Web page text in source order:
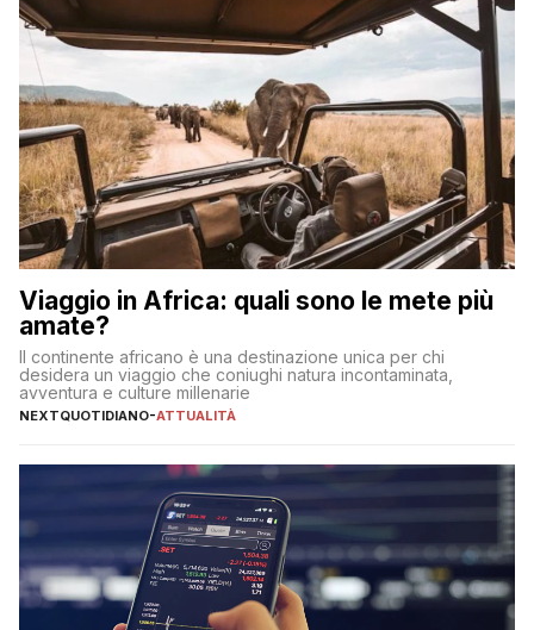
Viaggio in Africa: quali sono le mete più
amate?
Il continente africano è una destinazione unica per chi
desidera un viaggio che coniughi natura incontaminata,
avventura e culture millenarie
NEXTQUOTIDIANO-ATTUALITÀ